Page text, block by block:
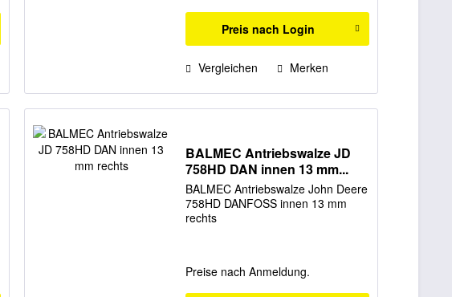
Preis nach Login
Vergleichen Merken
BALMEC Antriebswalze JD
758HD DAN innen 13 mm...
BALMEC Antriebswalze John Deere
758HD DANFOSS innen 13 mm
rechts
Preise nach Anmeldung.